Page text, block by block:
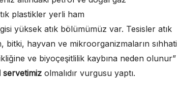
plastikler yerli ham
yüksek atık bölümümüz var. Tesisler atık
hayvan ve mikroorganizmaların sıhhati
ve biyoçeşitlilik kaybına neden olunur”
servetimiz olmalıdır vurgusu yaptı.